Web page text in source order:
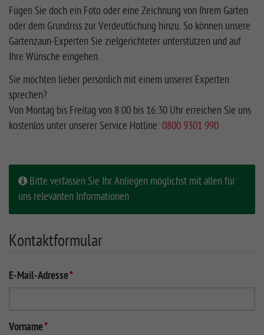
Fügen Sie doch ein Foto oder eine Zeichnung von Ihrem Garten
oder dem Grundriss zur Verdeutlichung hinzu. So können unsere
Gartenzaun-Experten Sie zielgerichteter unterstützen und auf
Ihre Wünsche eingehen.
Sie möchten lieber persönlich mit einem unserer Experten
sprechen?
Von Montag bis Freitag von 8:00 bis 16:30 Uhr erreichen Sie uns
kostenlos unter unserer Service Hotline: 0800 9301 990
Bitte verfassen Sie Ihr Anliegen möglichst mit allen für
uns relevanten Informationen
Kontaktformular
E-Mail-Adresse*
Vorname*